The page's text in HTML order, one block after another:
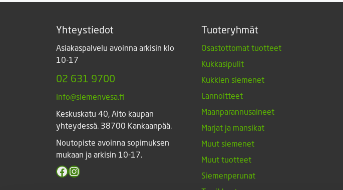
Yhteystiedot
Asiakaspalvelu avoinna arkisin klo
10-17
02 631 9700
info@siemenvesa.fi
Keskuskatu 40, Aito kaupan
yhteydessä. 38700 Kankaanpää.
Noutopiste avoinna sopimuksen
mukaan ja arkisin 10-17.
Facebook
Instagram
Tuoteryhmät
Osastottomat tuotteet
Kukkasipulit
Kukkien siemenet
Lannoitteet
Maanparannusaineet
Marjat ja mansikat
Muut siemenet
Muut tuotteet
Siemenperunat